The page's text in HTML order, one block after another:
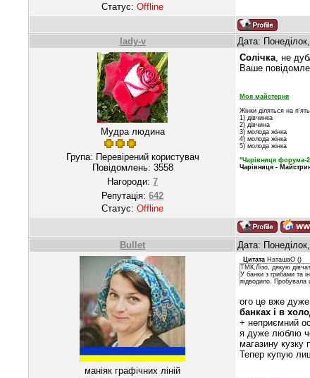
Статус:Offline
lady-v Дата:
Мудра людина
Група: Перевірений користувач
Повідомлень: 3558
Нагороди:7
Репутація:642
Статус:Offline
Солічка , не
Ваше
Моя майстерня
Жінки діляться на
1) дівчинка
2) дівчина
3) молода жінка
4) молода жінка
5) молода жінка
"Чарівниця форума-
Чарівниця -
Bullet Дата:
маніяк графічних ліній
Цитата НаташаО ()
ТМК,Лізо, дякую
У банки з грибами та
підводило. Пробувала
ого це вже
банках і в
+ неприємний
я дуже люблю
магазину
Тепер купую